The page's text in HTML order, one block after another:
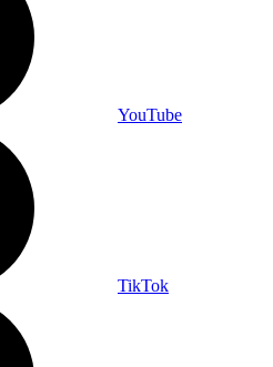
YouTube
TikTok